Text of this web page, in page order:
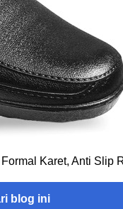
Karet, Anti Slip
blog ini